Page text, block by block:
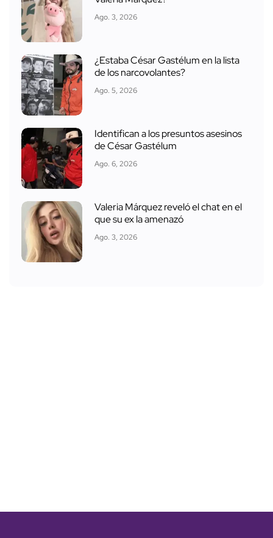
Ago. 3, 2026
¿Estaba César Gastélum en la lista
de los narcovolantes?
Ago. 5, 2026
Identifican a los presuntos asesinos
de César Gastélum
Ago. 6, 2026
Valeria Márquez reveló el chat en el
que su ex la amenazó
Ago. 3, 2026